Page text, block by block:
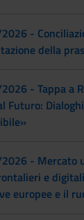
-
della
- Tappa a
Futuro:
- Mercato
e
europee e il